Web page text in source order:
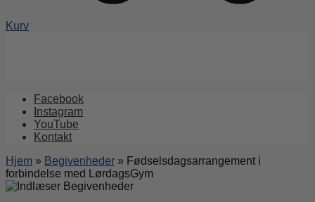
Kurv
Facebook
Instagram
YouTube
Kontakt
Hjem » Begivenheder » Fødselsdagsarrangement i
forbindelse med LørdagsGym